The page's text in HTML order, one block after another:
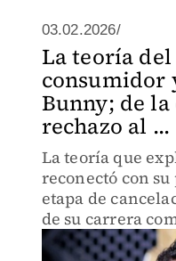
03.02.2026/
La teoría
consumidor
Bunny; de
rechazo al ...
La teoría que
reconectó con
etapa de
de su carrera